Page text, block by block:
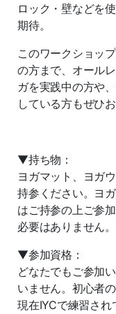
ロック・壁などを
期待。
このワークショッ
の方まで、オール
ガを実践中の方や
している方もぜひお
▼持ち物：
ヨガマット、ヨガ
持参ください。ヨ
はご持参の上ご参
必要はありません。
▼参加資格：
どなたでもご参加
いません。初心者
現在IYCで練習さ